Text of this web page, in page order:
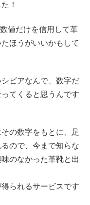
！
値だけを信用して革
ほうがいいかもして
ビアなんで、数字だ
てくると思うんです
の数字をもとに、足
ので、今まで知らな
のなかった革靴と出
られるサービスです